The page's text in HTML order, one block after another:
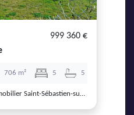
999 360 €
706 m² 5 5
REF1646 - AJP Immobilier Saint-Sébastien-sur-Loire